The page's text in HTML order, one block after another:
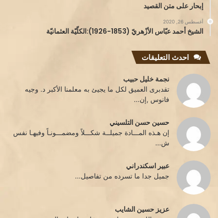
إبحار على متن القصيد
أغسطس 26, 2020
الشيخ أحمد عبّاس الأزْهريّ (1853-1926):الكلّيّة العثمانيّة
احدث التعليقات
نجمة خليل حبيب
تقدبرى العميق لكل ما يجيئ به معلمنا الأكبر د. وجيه
فانوس ,إن...
حسين حسن التلسيني
إن هـذه المـــادة جميلــة شكـــلاً ومضمـــونـاً وفيهـا نفس
ش...
عبير اسكندراني
جميل جدا ما تسرده من تفاصيل...
عزيز حسين الشايب